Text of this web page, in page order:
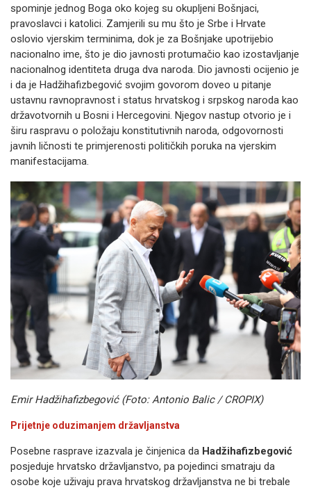
spominje jednog Boga oko kojeg su okupljeni Bošnjaci,
pravoslavci i katolici. Zamjerili su mu što je Srbe i Hrvate
oslovio vjerskim terminima, dok je za Bošnjake upotrijebio
nacionalno ime, što je dio javnosti protumačio kao izostavljanje
nacionalnog identiteta druga dva naroda. Dio javnosti ocijenio je
i da je Hadžihafizbegović svojim govorom doveo u pitanje
ustavnu ravnopravnost i status hrvatskog i srpskog naroda kao
državotvornih u Bosni i Hercegovini. Njegov nastup otvorio je i
širu raspravu o položaju konstitutivnih naroda, odgovornosti
javnih ličnosti te primjerenosti političkih poruka na vjerskim
manifestacijama.
Emir Hadžihafizbegović (Foto: Antonio Balic / CROPIX)
Prijetnje oduzimanjem državljanstva
Posebne rasprave izazvala je činjenica da Hadžihafizbegović
posjeduje hrvatsko državljanstvo, pa pojedinci smatraju da
osobe koje uživaju prava hrvatskog državljanstva ne bi trebale